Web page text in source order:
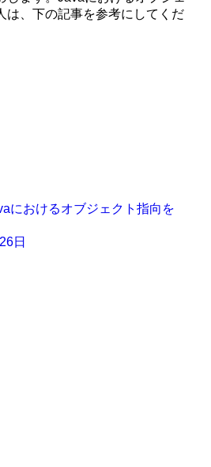
は、下の記事を参考にしてくだ
におけるオブジェクト指向を
日